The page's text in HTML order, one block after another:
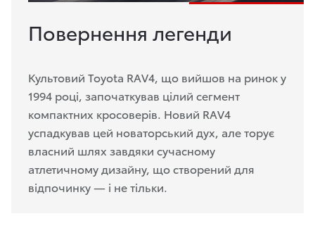
Повернення легенди
Культовий Toyota RAV4, що вийшов на ринок у
1994 році, започаткував цілий сегмент
компактних кросоверів. Новий RAV4
успадкував цей новаторський дух, але торує
власний шлях завдяки сучасному
атлетичному дизайну, що створений для
відпочинку — і не тільки.